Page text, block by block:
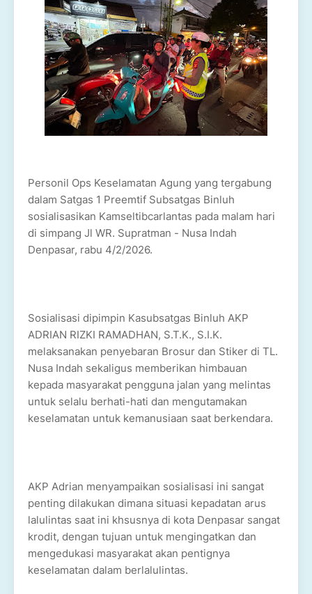
Personil Ops Keselamatan Agung yang tergabung
dalam Satgas 1 Preemtif Subsatgas Binluh
sosialisasikan Kamseltibcarlantas pada malam hari
di simpang Jl WR. Supratman - Nusa Indah
Denpasar, rabu 4/2/2026.
Sosialisasi dipimpin Kasubsatgas Binluh AKP
ADRIAN RIZKI RAMADHAN, S.T.K., S.I.K.
melaksanakan penyebaran Brosur dan Stiker di TL.
Nusa Indah sekaligus memberikan himbauan
kepada masyarakat pengguna jalan yang melintas
untuk selalu berhati-hati dan mengutamakan
keselamatan untuk kemanusiaan saat berkendara.
AKP Adrian menyampaikan sosialisasi ini sangat
penting dilakukan dimana situasi kepadatan arus
lalulintas saat ini khsusnya di kota Denpasar sangat
krodit, dengan tujuan untuk mengingatkan dan
mengedukasi masyarakat akan pentignya
keselamatan dalam berlalulintas.